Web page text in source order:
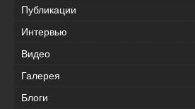
Публикации
Интервью
Видео
Галерея
Блоги